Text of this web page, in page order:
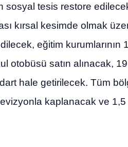
sosyal tesis restore
kırsal kesimde olmak
eğitim kurumlarının
otobüsü satın alınacak,
hale getirilecek. Tüm
kaplanacak ve